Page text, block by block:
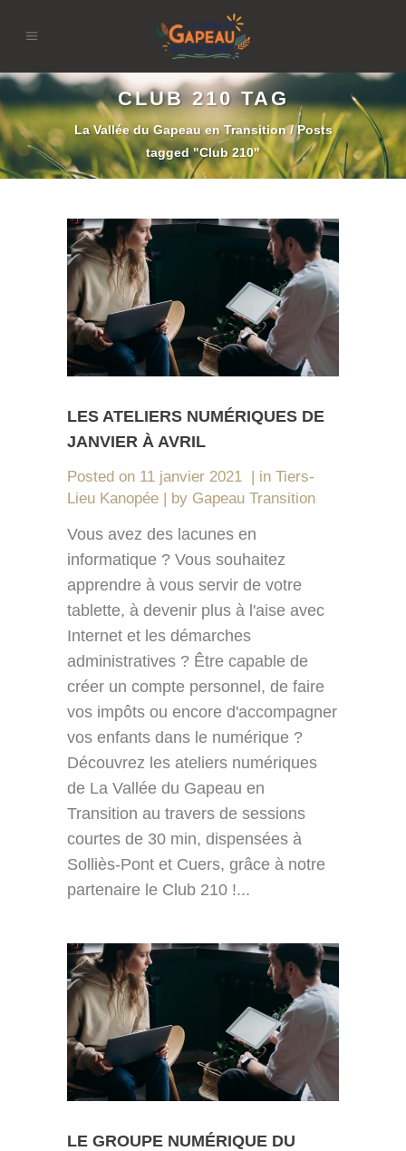
CLUB 210 TAG
La Vallée du Gapeau en Transition/Posts
tagged "Club 210"
LES ATELIERS NUMÉRIQUES DE
JANVIER À AVRIL
Posted on 11 janvier 2021 in Tiers-
Lieu Kanopée
by Gapeau Transition
Vous avez des lacunes en
informatique ? Vous souhaitez
apprendre à vous servir de votre
tablette, à devenir plus à l'aise avec
Internet et les démarches
administratives ? Être capable de
créer un compte personnel, de faire
vos impôts ou encore d'accompagner
vos enfants dans le numérique ?
Découvrez les ateliers numériques
de La Vallée du Gapeau en
Transition au travers de sessions
courtes de 30 min, dispensées à
Solliès-Pont et Cuers, grâce à notre
partenaire le Club 210 !...
LE GROUPE NUMÉRIQUE DU